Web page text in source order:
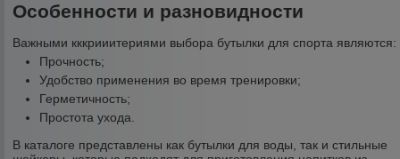
Особенности и разновидности
Важными кккрииитериями выбора бутылки для спорта являются:
Прочность;
Удобство применения во время тренировки;
Герметичность;
Простота ухода.
В каталоге представлены как бутылки для воды, так и стильные